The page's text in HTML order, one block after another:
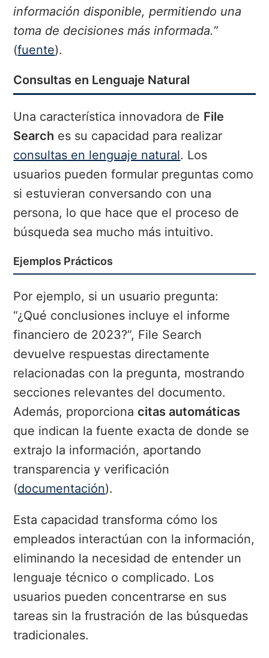
información disponible, permitiendo una
toma de decisiones más informada.”
(fuente).
Consultas en Lenguaje Natural
Una característica innovadora de File
Search es su capacidad para realizar
consultas en lenguaje natural. Los
usuarios pueden formular preguntas como
si estuvieran conversando con una
persona, lo que hace que el proceso de
búsqueda sea mucho más intuitivo.
Ejemplos Prácticos
Por ejemplo, si un usuario pregunta:
“¿Qué conclusiones incluye el informe
financiero de 2023?”, File Search
devuelve respuestas directamente
relacionadas con la pregunta, mostrando
secciones relevantes del documento.
Además, proporcionacitas automáticas
que indican la fuente exacta de donde se
extrajo la información, aportando
transparencia y verificación
(documentación).
Esta capacidad transforma cómo los
empleados interactúan con la información,
eliminando la necesidad de entender un
lenguaje técnico o complicado. Los
usuarios pueden concentrarse en sus
tareas sin la frustración de las búsquedas
tradicionales.